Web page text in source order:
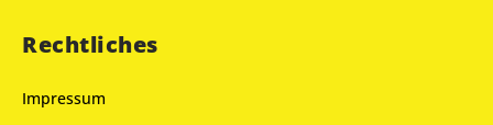
Rechtliches
Impressum